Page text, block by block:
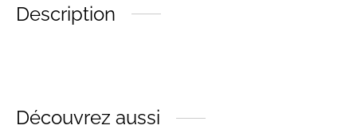
Description
Découvrez aussi